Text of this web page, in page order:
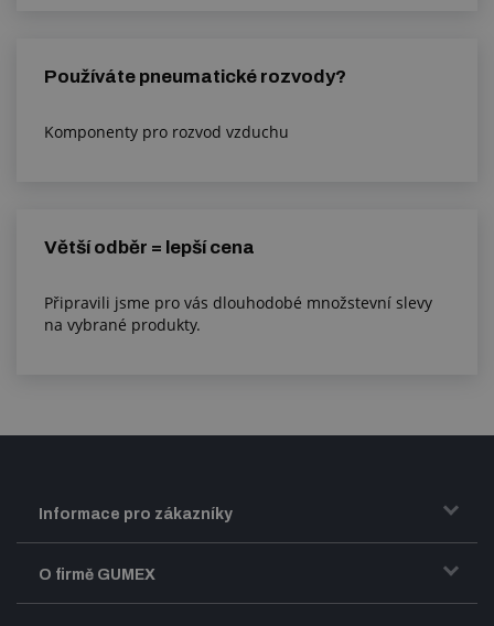
Používáte pneumatické rozvody?
Komponenty pro rozvod vzduchu
Větší odběr = lepší cena
Připravili jsme pro vás dlouhodobé množstevní slevy
na vybrané produkty.
Informace pro zákazníky
Doprava a zasílání zboží
O firmě GUMEX